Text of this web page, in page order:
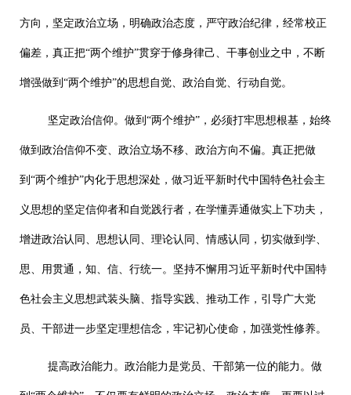
方向，坚定政治立场，明确政治态度，严守政治纪律，经常校正
偏差，真正把“两个维护”贯穿于修身律己、干事创业之中，不断
增强做到“两个维护”的思想自觉、政治自觉、行动自觉。
坚定政治信仰。做到“两个维护”，必须打牢思想根基，始终
做到政治信仰不变、政治立场不移、政治方向不偏。真正把做
到“两个维护”内化于思想深处，做习近平新时代中国特色社会主
义思想的坚定信仰者和自觉践行者，在学懂弄通做实上下功夫，
增进政治认同、思想认同、理论认同、情感认同，切实做到学、
思、用贯通，知、信、行统一。坚持不懈用习近平新时代中国特
色社会主义思想武装头脑、指导实践、推动工作，引导广大党
员、干部进一步坚定理想信念，牢记初心使命，加强党性修养。
提高政治能力。政治能力是党员、干部第一位的能力。做